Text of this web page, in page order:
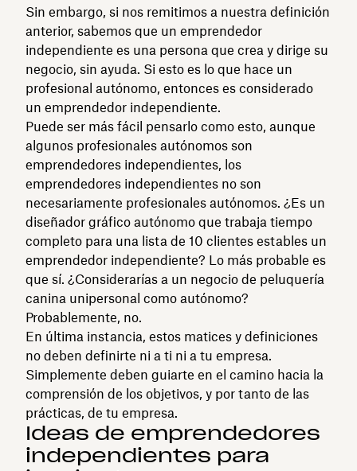
Sin embargo, si nos remitimos a nuestra definición
anterior, sabemos que un emprendedor
independiente es una persona que crea y dirige su
negocio, sin ayuda. Si esto es lo que hace un
profesional autónomo, entonces es considerado
un emprendedor independiente.
Puede ser más fácil pensarlo como esto, aunque
algunos profesionales autónomos son
emprendedores independientes, los
emprendedores independientes no son
necesariamente profesionales autónomos. ¿Es un
diseñador gráfico autónomo que trabaja tiempo
completo para una lista de 10 clientes estables un
emprendedor independiente? Lo más probable es
que sí. ¿Considerarías a un negocio de peluquería
canina unipersonal como autónomo?
Probablemente, no.
En última instancia, estos matices y definiciones
no deben definirte ni a ti ni a tu empresa.
Simplemente deben guiarte en el camino hacia la
comprensión de los objetivos, y por tanto de las
prácticas, de tu empresa.
Ideas de emprendedores
independientes para